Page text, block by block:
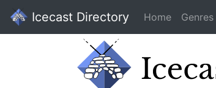
Icecast Directory Home Genres